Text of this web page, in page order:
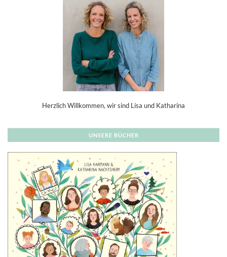
Herzlich Willkommen, wir sind Lisa und Katharina
UNSERE BÜCHER